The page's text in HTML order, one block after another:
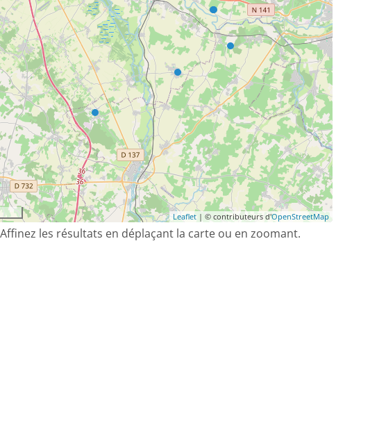
Leaflet | © contributeurs d'OpenStreetMap
Affinez les résultats en déplaçant la carte ou en zoomant.